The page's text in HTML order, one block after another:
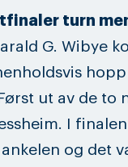
turn
G. Wibye
ut av de to
I
og det